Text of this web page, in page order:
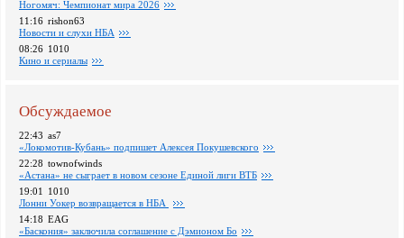
Ногомяч: Чемпионат мира 2026
11:16 rishon63
Новости и слухи НБА
08:26 1010
Кино и сериалы
Обсуждаемое
22:43 as7
«Локомотив-Кубань» подпишет Алексея Покушевского
22:28 townofwinds
«Астана» не сыграет в новом сезоне Единой лиги ВТБ
19:01
1010
Лонни Уокер возвращается в НБА
14:18 EAG
«Баскония» заключила соглашение с Дэмионом Бо